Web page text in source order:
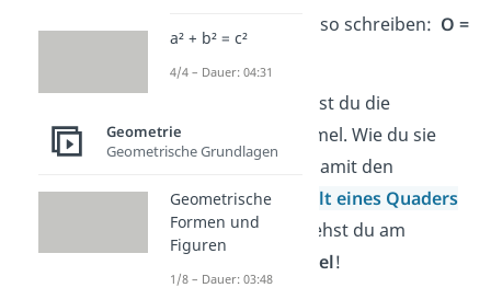
berechnen, auch so schreiben: O =
Super! Jetzt kennst du die
Oberflächen Formel. Wie du sie
anwendest, um damit den
Oberflächeninhalt eines Quaders
zu berechnen, siehst du am
folgenden
Beispiel!
a² + b² = c²
4/4 – Dauer: 04:31
Geometrie
Geometrische Grundlagen
Geometrische
Formen und
Figuren
1/8 – Dauer: 03:48